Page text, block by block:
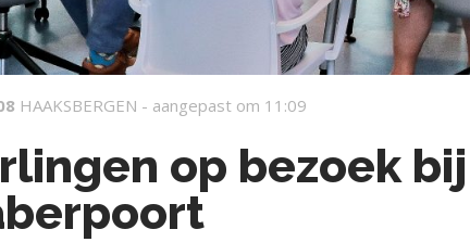
HAAKSBERGEN - aangepast om 11:09
op bezoek